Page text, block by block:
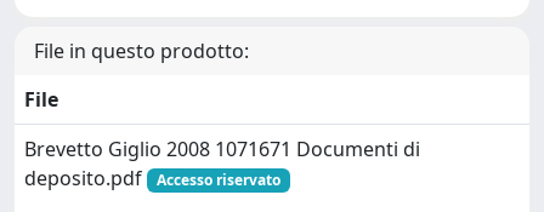
File in questo prodotto:
File
Brevetto Giglio 2008 1071671 Documenti di
deposito.pdf
Accesso riservato